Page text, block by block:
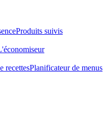
Produits suivis
recettesPlanificateur de menus